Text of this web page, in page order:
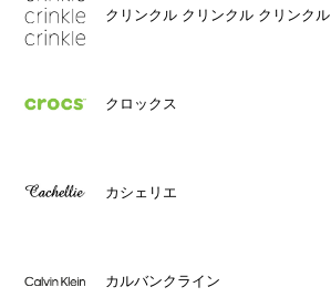
クリンクル クリンクル クリンクル
クロックス
カシェリエ
カルバンクライン